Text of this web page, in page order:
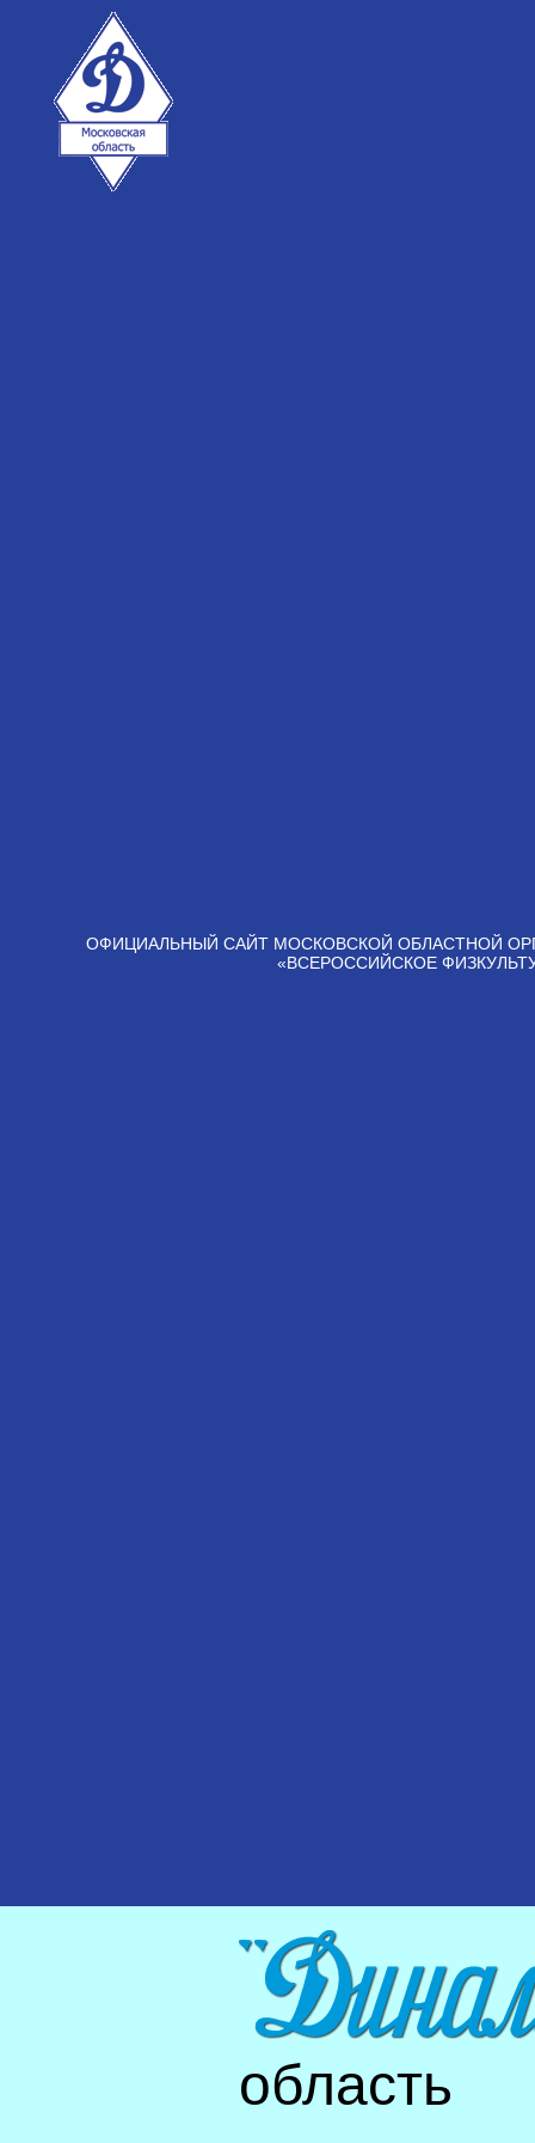
ОФИЦИАЛЬНЫЙ САЙТ МОСКОВСКОЙ ОБЛАСТНОЙ
«ВСЕРОССИЙСКОЕ
область